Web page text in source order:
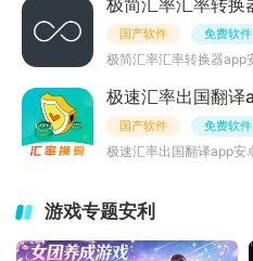
国产软件 免费软件
国产软件 免费软件
游戏专题安利